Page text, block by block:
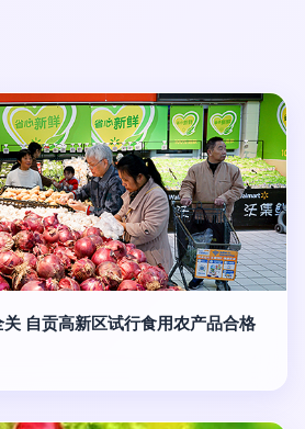
自贡高新区试行食用农产品合格